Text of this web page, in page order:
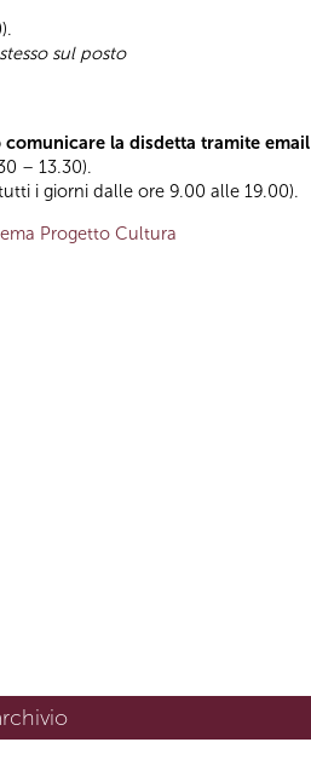
sul posto
comunicare la disdetta tramite email
– 13.30).
i giorni dalle ore 9.00 alle 19.00).
Progetto Cultura